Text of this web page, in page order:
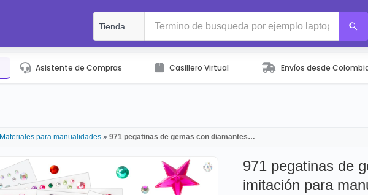
Asistente de Compras Casillero Virtual Envíos desde
Materiales para manualidades » 971 pegatinas de gemas con diamantes…
971 pegatinas de
imitación para